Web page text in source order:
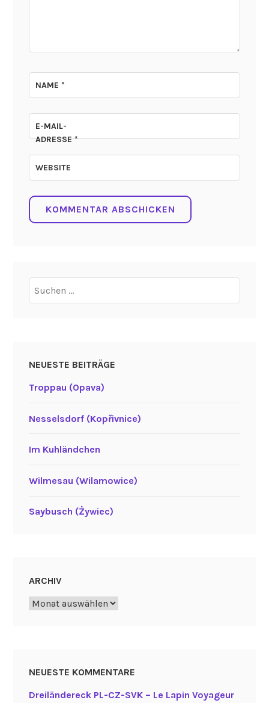
NAME*
E-MAIL-
ADRESSE*
WEBSITE
nach:
NEUESTE BEITRÄGE
Troppau (Opava)
Nesselsdorf (Kopřivnice)
Im Kuhländchen
Wilmesau (Wilamowice)
Saybusch (Żywiec)
ARCHIV
Archiv
NEUESTE KOMMENTARE
Dreiländereck PL-CZ-SVK – Le Lapin Voyageur